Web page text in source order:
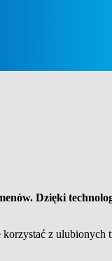
Dzięki
z ulubionych